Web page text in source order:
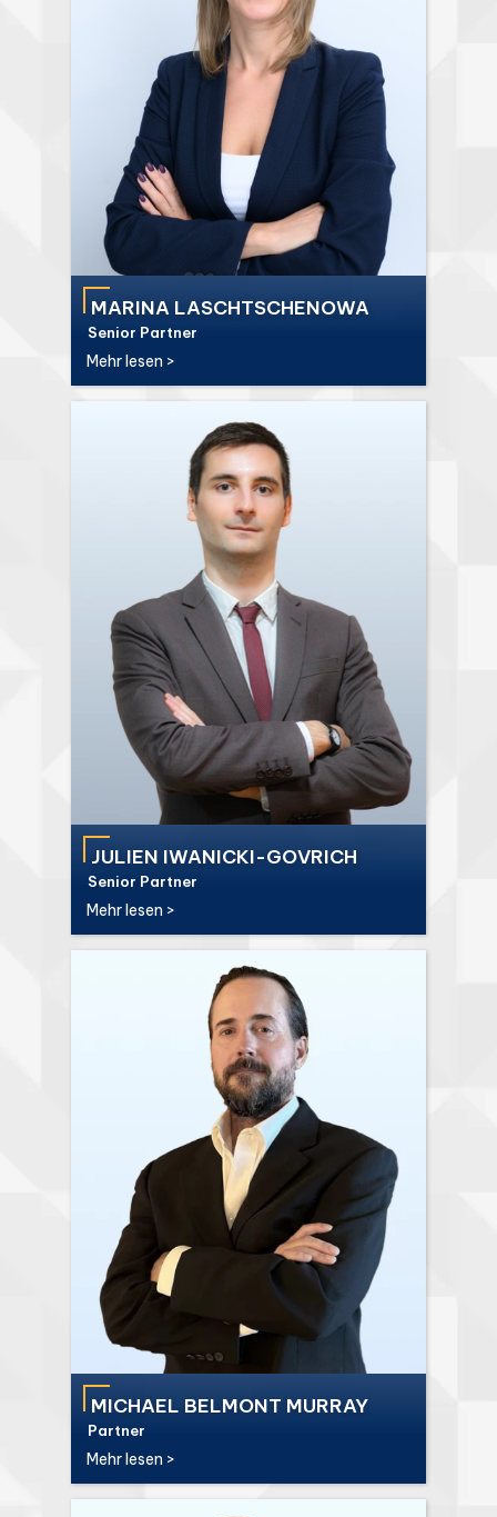
MARINA LASCHTSCHENOWA
Senior Partner
Mehr lesen >
JULIEN IWANICKI-GOVRICH
Senior Partner
Mehr lesen >
MICHAEL BELMONT MURRAY
Partner
Mehr lesen >